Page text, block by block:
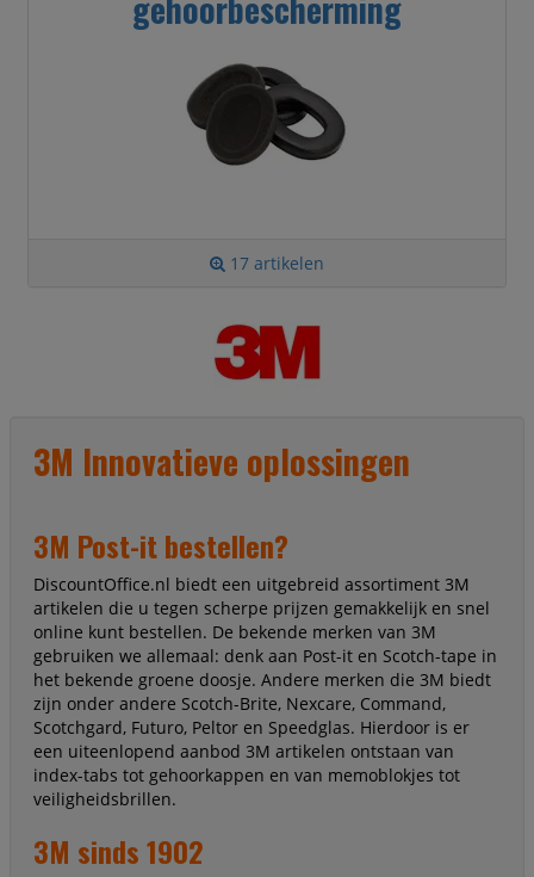
17 artikelen
3M Innovatieve oplossingen
3M Post-it bestellen?
DiscountOffice.nl biedt een uitgebreid assortiment 3M
artikelen die u tegen scherpe prijzen gemakkelijk en snel
online kunt bestellen. De bekende merken van 3M
gebruiken we allemaal: denk aan Post-it en Scotch-tape in
het bekende groene doosje. Andere merken die 3M biedt
zijn onder andere Scotch-Brite, Nexcare, Command,
Scotchgard, Futuro, Peltor en Speedglas. Hierdoor is er
een uiteenlopend aanbod 3M artikelen ontstaan van
index-tabs tot gehoorkappen en van memoblokjes tot
veiligheidsbrillen.
3M sinds 1902